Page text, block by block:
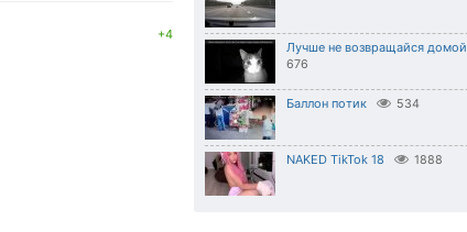
Лучше не возвращайся домой
676
Баллон потик 534
NAKED TikTok 18 1888
+4